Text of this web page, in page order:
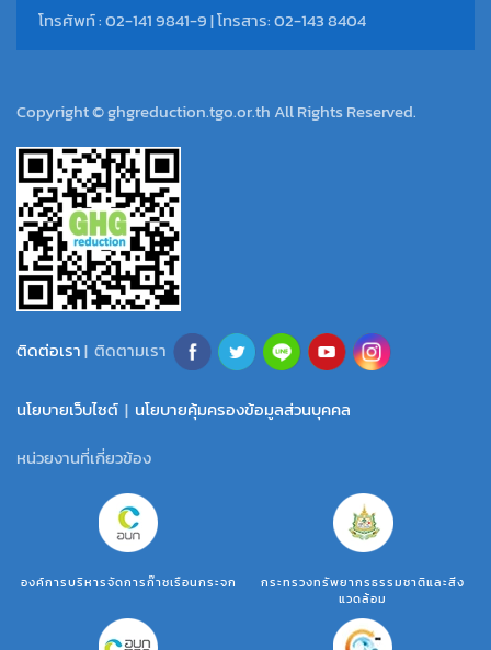
โทรศัพท์ : 02-141 9841-9 | โทรสาร: 02-143 8404
Copyright © ghgreduction.tgo.or.th All Rights Reserved.
ติดต่อเรา| ติดตามเรา
นโยบายเว็บไซต์ | นโยบายคุ้มครองข้อมูลส่วนบุคคล
หน่วยงานที่เกี่ยวข้อง
องค์การบริหารจัดการก๊าซเรือนกระจก
กระทรวงทรัพยากรธรรมชาติและสิ่ง
แวดล้อม